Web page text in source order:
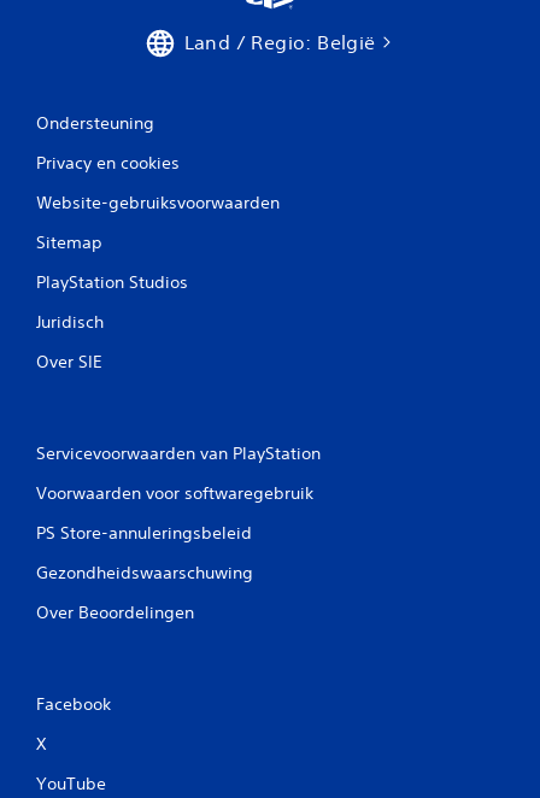
Land / Regio: België
Ondersteuning
Privacy en cookies
Website-gebruiksvoorwaarden
Sitemap
PlayStation Studios
Juridisch
Over SIE
Servicevoorwaarden van PlayStation
Voorwaarden voor softwaregebruik
PS Store-annuleringsbeleid
Gezondheidswaarschuwing
Over Beoordelingen
Facebook
X
YouTube